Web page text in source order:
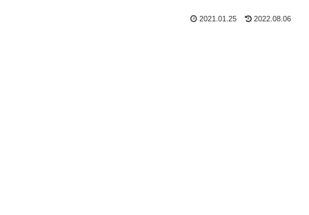
2021.01.25 2022.08.06